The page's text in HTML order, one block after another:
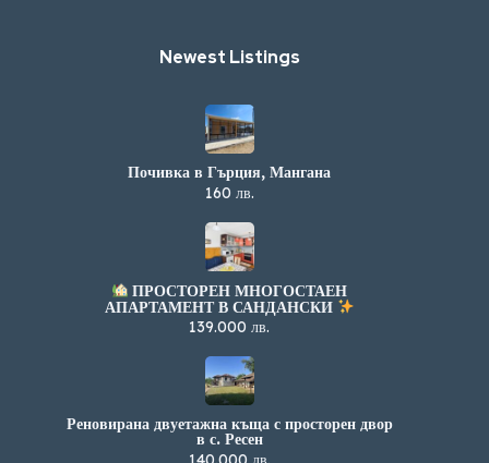
Newest Listings​
Почивка в Гърция, Мангана
160 лв.
ПРОСТОРЕН МНОГОСТАЕН
АПАРТАМЕНТ В САНДАНСКИ
139.000 лв.
Реновирана двуетажна къща с просторен двор
в с. Ресен